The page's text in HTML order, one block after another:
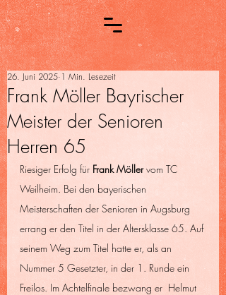
Frank Möller Bayrischer
Meister der Senioren
Herren 65
26. Juni 2025 1 Min. Lesezeit
Riesiger Erfolg für Frank Möller vom TC
Weilheim. Bei den bayerischen
Meisterschaften der Senioren in Augsburg
errang er den Titel in der Altersklasse 65. Auf
seinem Weg zum Titel hatte er, als an
Nummer 5 Gesetzter, in der 1. Runde ein
Freilos. Im Achtelfinale bezwang er  Helmut